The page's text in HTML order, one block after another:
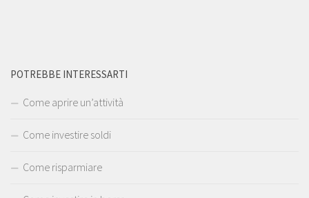
POTREBBE INTERESSARTI
Come aprire un’attività
Come investire soldi
Come risparmiare